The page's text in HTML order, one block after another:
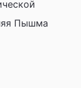
Пышма